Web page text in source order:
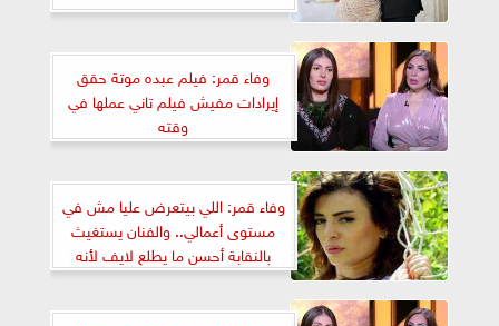
وفاء قمر: فيلم عبده موتة حقق
إيرادات مفيش فيلم تاني عملها في
وقته
وفاء قمر: اللي بيتعرض عليا مش في
مستوى أعمالي.. والفنان يستغيث
بالنقابة أحسن ما يطلع لايف لأنه
قدوة